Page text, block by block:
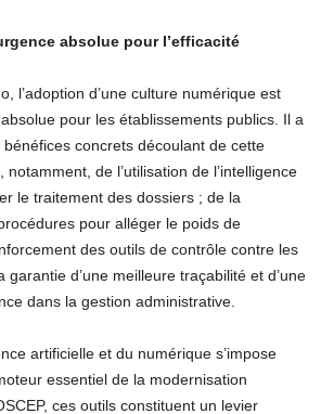
absolue pour l’efficacité
l’adoption d’une culture numérique est
pour les établissements publics. Il a
concrets découlant de cette
notamment, de l’utilisation de l’intelligence
le traitement des dossiers ; de la
pour alléger le poids de
des outils de contrôle contre les
garantie d’une meilleure traçabilité et d’une
dans la gestion administrative.
artificielle et du numérique s’impose
essentiel de la modernisation
ces outils constituent un levier